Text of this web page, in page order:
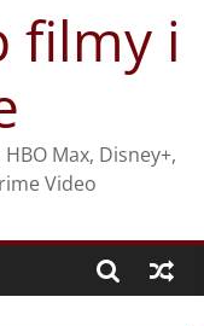
filmy i
Max, Disney+,
Video